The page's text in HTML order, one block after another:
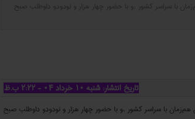
تاریخ انتشار: شنبه ۱۰ خرداد ۰۴ - ۲:۲۲ ب.ظ
با سراسر کشور ،و با حضور چهار هزار و نودودو داوطلب صبح